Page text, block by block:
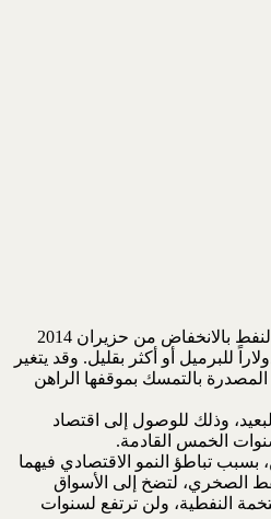
هذه الدراسة هي محاولة لفهم أسباب انخفاض أسعار النفط، واستمرار انحداره إلى مستويات قد تكون قياسية لو أخذنا بنظر الاعتبار القيمة الشرائية للدولار. لقد استمر سعر النفط بالانخفاض من حزيران 2014
في تشرين الأول 2015، حيث تآكل سعره (وبالتالي العائدات المالية) بحوالي 60%، من سعر يقارب أو يزيد على (100) دولار للبرميل، إلى سعر يصل إلى (40) دولاراً للبرميل أو أكثر بقليل. وقد يتغير
في المستقبل القريب والمتوسط في السنوات 2019-2020، في حال استمرار الدول المصدرة بالتمسك بموقفها الراهن
وذلك للوصول إلى اقتصاد
الخمس القادمة.
قبل الهند والصين، بسبب تباطؤ النمو الاقتصادي فيهما
الصخري، لتضخ إلى الأسواق
النفطية، ولن ترتفع لسنوات